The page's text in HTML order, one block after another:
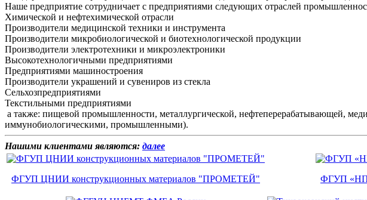
Наше предприятие сотрудничает с предприятиями следующих отраслей
Химической и нефтехимической отрасли
Производители медицинской техники и инструмента
Производители микробиологической и биотехнологической продукции
Производители электротехники и микроэлектроники
Высокотехнологичными предприятиями
Предприятиями машиностроения
Производители украшений и сувениров из стекла
Сельхозпредприятиями
Текстильными предприятиями
а также: пищевой промышленности, металлургической, нефтеперерабатывающей,
иммунобиологическими, промышленными).
Нашими клиентами являются: далее
ФГУП ЦНИИ конструкционных материалов "ПРОМЕТЕЙ" ФГУП